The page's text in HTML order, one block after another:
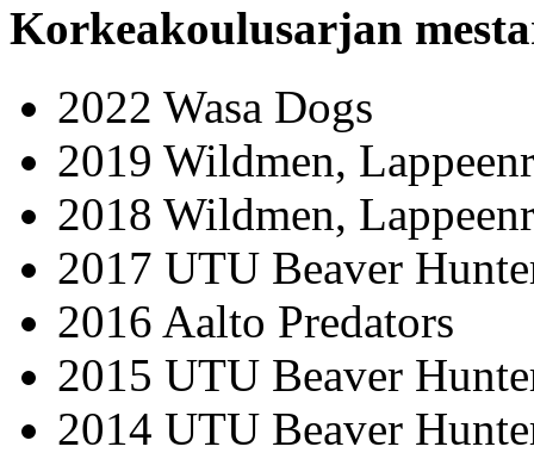
Korkeakoulusarjan
2022 Wasa Dogs
2019 Wildmen,
2018 Wildmen,
2017 UTU Beaver
2016 Aalto Predators
2015 UTU Beaver
2014 UTU Beaver